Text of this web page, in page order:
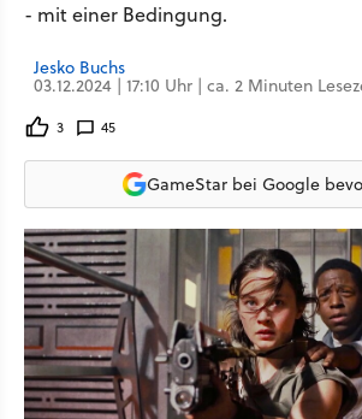
- mit einer Bedingung.
Jesko Buchs
03.12.2024 | 17:10 Uhr | ca. 2 Minuten
3 45
GameStar bei Google